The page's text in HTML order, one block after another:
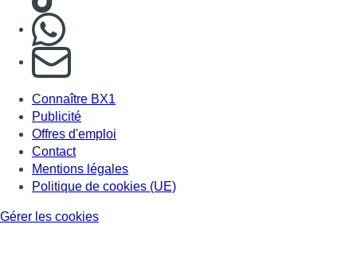
S'abonner à notre newsletter
Connaître BX1
Publicité
Offres d'emploi
Contact
Mentions légales
Politique de cookies (UE)
Gérer les cookies